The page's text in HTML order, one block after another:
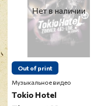
Нет в наличии
Out of print
Музыкальное видео
Tokio Hotel